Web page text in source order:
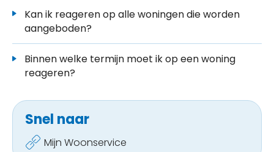
Kan ik reageren op alle woningen die worden
aangeboden?
Binnen welke termijn moet ik op een woning
reageren?
Snel naar
Mijn Woonservice